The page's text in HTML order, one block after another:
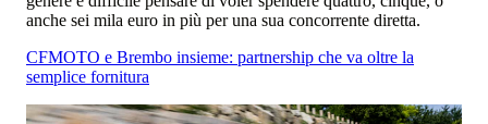
anche sei mila euro in più per una sua concorrente diretta.
CFMOTO e Brembo insieme: partnership che va oltre la
semplice fornitura